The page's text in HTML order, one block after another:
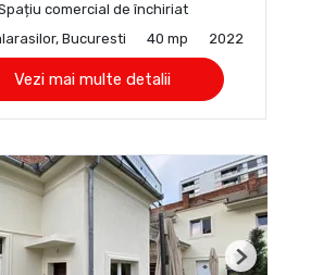
comercial de închiriat
Bucuresti
40 mp 2022
Vezi mai multe detalii
Next